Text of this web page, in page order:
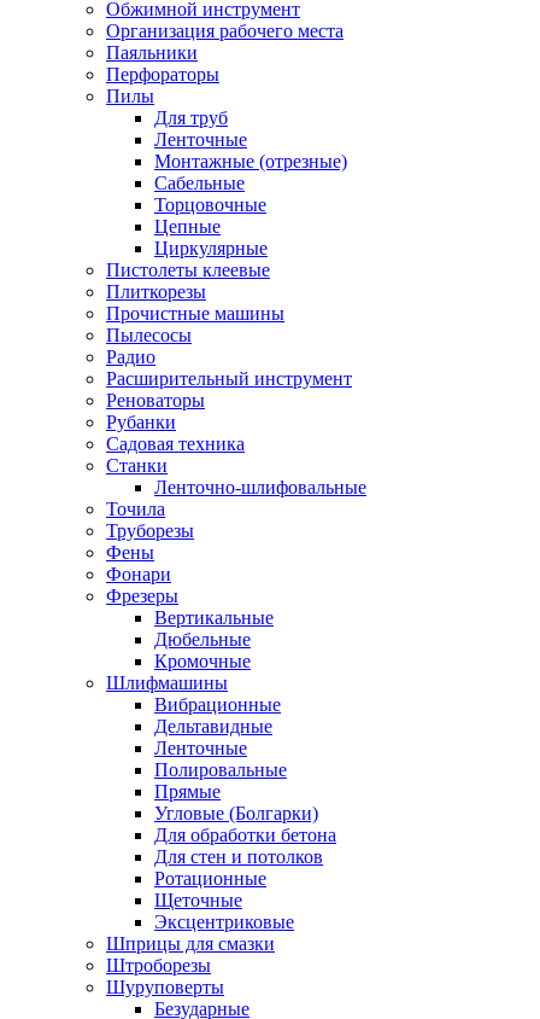
Обжимной инструмент
Организация рабочего места
Паяльники
Перфораторы
Пилы
Для труб
Ленточные
Монтажные (отрезные)
Сабельные
Торцовочные
Цепные
Циркулярные
Пистолеты клеевые
Плиткорезы
Прочистные машины
Пылесосы
Радио
Расширительный инструмент
Реноваторы
Рубанки
Садовая техника
Станки
Ленточно-шлифовальные
Точила
Труборезы
Фены
Фонари
Фрезеры
Вертикальные
Дюбельные
Кромочные
Шлифмашины
Вибрационные
Дельтавидные
Ленточные
Полировальные
Прямые
Угловые (Болгарки)
Для обработки бетона
Для стен и потолков
Ротационные
Щеточные
Эксцентриковые
Шприцы для смазки
Штроборезы
Шуруповерты
Безударные